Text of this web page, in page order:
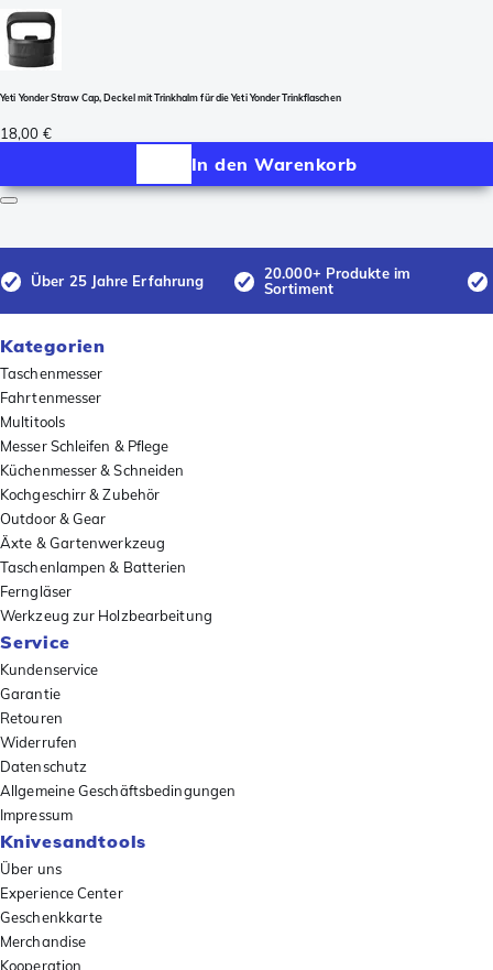
Yeti Yonder Straw Cap, Deckel mit Trinkhalm für die Yeti Yonder Trinkflaschen
18,00 €
In den Warenkorb
Über 25 Jahre Erfahrung
20.000+ Produkte im
Sortiment
Kategorien
Taschenmesser
Fahrtenmesser
Multitools
Messer Schleifen & Pflege
Küchenmesser & Schneiden
Kochgeschirr & Zubehör
Outdoor & Gear
Äxte & Gartenwerkzeug
Taschenlampen & Batterien
Ferngläser
Werkzeug zur Holzbearbeitung
Service
Kundenservice
Garantie
Retouren
Widerrufen
Datenschutz
Allgemeine Geschäftsbedingungen
Impressum
Knivesandtools
Über uns
Experience Center
Geschenkkarte
Merchandise
Kooperation